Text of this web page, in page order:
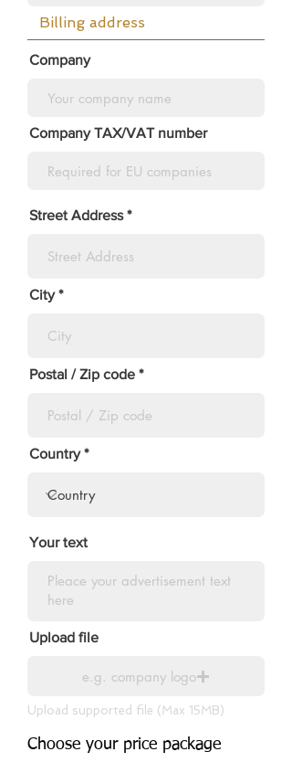
Billing address
Company
Company TAX/VAT number
Street Address
City
Postal / Zip code
Country
Your text
Upload file
e.g. company logo
Upload supported file (Max 15MB)
Choose your price package